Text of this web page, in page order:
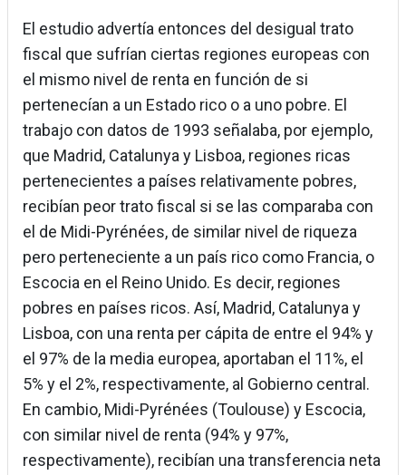
El estudio advertía entonces del desigual trato
fiscal que sufrían ciertas regiones europeas con
el mismo nivel de renta en función de si
pertenecían a un Estado rico o a uno pobre. El
trabajo con datos de 1993 señalaba, por ejemplo,
que Madrid, Catalunya y Lisboa, regiones ricas
pertenecientes a países relativamente pobres,
recibían peor trato fiscal si se las comparaba con
el de Midi-Pyrénées, de similar nivel de riqueza
pero perteneciente a un país rico como Francia, o
Escocia en el Reino Unido. Es decir, regiones
pobres en países ricos. Así, Madrid, Catalunya y
Lisboa, con una renta per cápita de entre el 94% y
el 97% de la media europea, aportaban el 11%, el
5% y el 2%, respectivamente, al Gobierno central.
En cambio, Midi-Pyrénées (Toulouse) y Escocia,
con similar nivel de renta (94% y 97%,
respectivamente), recibían una transferencia neta